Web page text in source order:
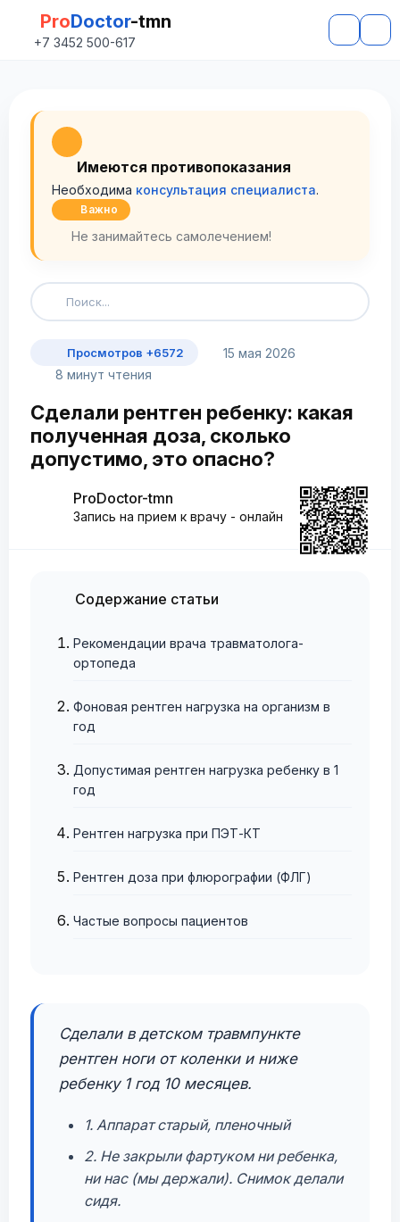
ProDoctor-tmn
+7 3452 500-617
Имеются противопоказания
Необходима консультация специалиста.
Важно
Не занимайтесь самолечением!
Просмотров +6572
15 мая 2026
8 минут чтения
Сделали рентген ребенку: какая
полученная доза, сколько
допустимо, это опасно?
ProDoctor-tmn
Запись на прием к врачу - онлайн
Содержание статьи
Рекомендации врача травматолога-
ортопеда
Фоновая рентген нагрузка на организм в
год
Допустимая рентген нагрузка ребенку в 1
год
Рентген нагрузка при ПЭТ-КТ
Рентген доза при флюрографии (ФЛГ)
Частые вопросы пациентов
Сделали в детском травмпункте
рентген ноги от коленки и ниже
ребенку 1 год 10 месяцев.
1. Аппарат старый, пленочный
2. Не закрыли фартуком ни ребенка,
ни нас (мы держали). Снимок делали
сидя.